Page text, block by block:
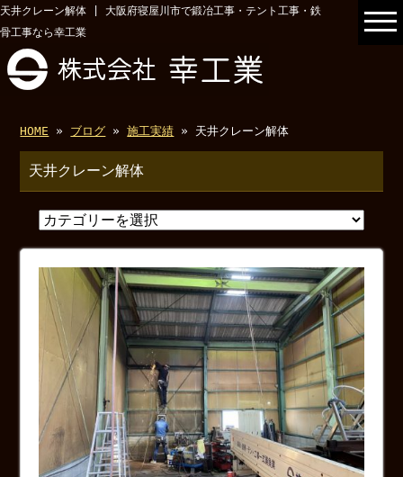
天井クレーン解体 | 大阪府寝屋川市で鍛冶工事・テント工事・鉄
骨工事なら幸工業
HOME » ブログ »施工実績 » 天井クレーン解体
天井クレーン解体